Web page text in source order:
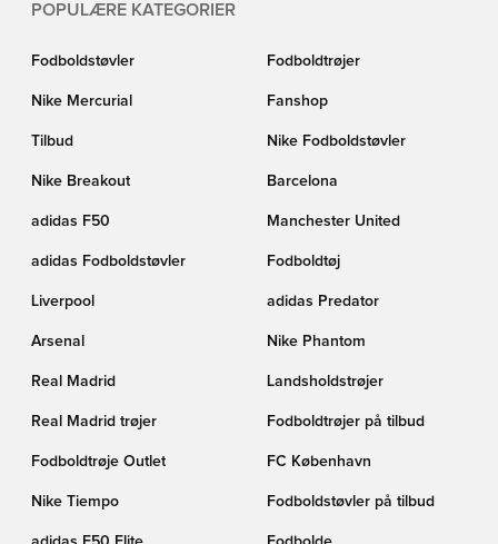
POPULÆRE KATEGORIER
Fodboldstøvler Fodboldtrøjer
Nike Mercurial Fanshop
Tilbud Nike Fodboldstøvler
Nike Breakout Barcelona
adidas F50 Manchester United
adidas Fodboldstøvler Fodboldtøj
Liverpool adidas Predator
Arsenal Nike Phantom
Real Madrid Landsholdstrøjer
Real Madrid trøjer Fodboldtrøjer på tilbud
Fodboldtrøje Outlet FC København
Nike Tiempo Fodboldstøvler på tilbud